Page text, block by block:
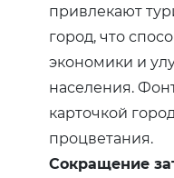
привлекают
город, что
экономики и
населения.
карточкой
процветания.
Сокращение